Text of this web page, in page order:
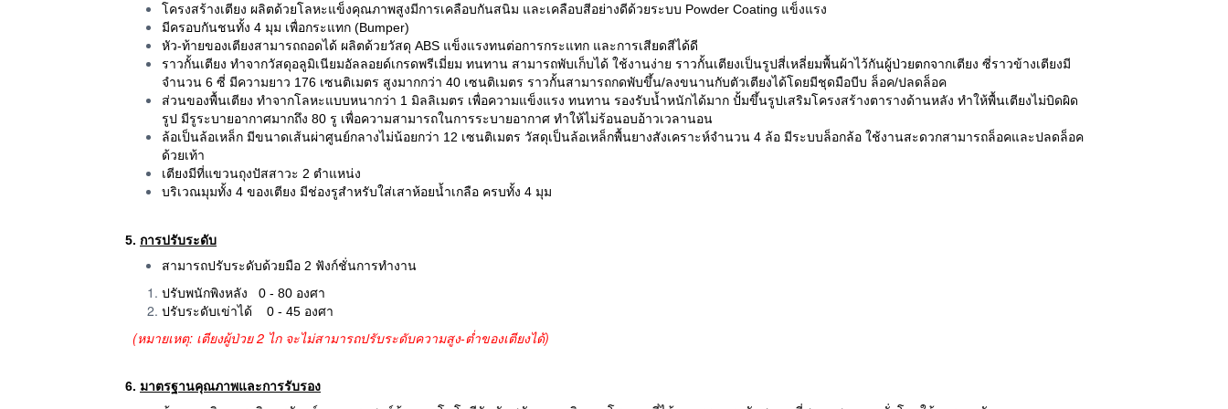
โครงสร้างเตียง ผลิตด้วยโลหะแข็งคุณภาพสูงมีการเคลือบกันสนิม และเคลือบสีอย่างดีด้วยระบบ Powder Coating แข็งแรง
มีครอบกันชนทั้ง 4 มุม เพื่อกระแทก (Bumper)
หัว-ท้ายของเตียงสามารถถอดได้ ผลิตด้วยวัสดุ ABS แข็งแรงทนต่อการกระแทก และการเสียดสีได้ดี
ราวกั้นเตียง ทำจากวัสดุอลูมิเนียมอัลลอยด์เกรดพรีเมี่ยม ทนทาน สามารถพับเก็บได้ ใช้งานง่าย ราวกั้นเตียงเป็นรูปสี่เหลี่ยมพื้นผ้าไว้กันผู้ป่วยตกจากเตียง ซี่ราวข้างเตียงมี
จำนวน 6 ซี่ มีความยาว 176 เซนติเมตร สูงมากกว่า 40 เซนติเมตร ราวกั้นสามารถกดพับขึ้น/ลงขนานกับตัวเตียงได้โดยมีชุดมือบีบ ล็อค/ปลดล็อค
ส่วนของพื้นเตียง ทำจากโลหะแบบหนากว่า 1 มิลลิเมตร เพื่อความแข็งแรง ทนทาน รองรับน้ำหนักได้มาก ปั้มขึ้นรูปเสริมโครงสร้างตารางด้านหลัง ทำให้พื้นเตียงไม่บิดผิด
รูป มีรูระบายอากาศมากถึง 80 รู เพื่อความสามารถในการระบายอากาศ ทำให้ไม่ร้อนอบอ้าวเวลานอน
ล้อเป็นล้อเหล็ก มีขนาดเส้นผ่าศูนย์กลางไม่น้อยกว่า 12 เซนติเมตร วัสดุเป็นล้อเหล็กพื้นยางสังเคราะห์จำนวน 4 ล้อ มีระบบล็อกล้อ ใช้งานสะดวกสามารถล็อคและปลดล็อค
ด้วยเท้า
เตียงมีที่แขวนถุงปัสสาวะ 2 ตำแหน่ง
บริเวณมุมทั้ง 4 ของเตียง มีช่องรูสำหรับใส่เสาห้อยน้ำเกลือ ครบทั้ง 4 มุม
5. การปรับระดับ
สามารถปรับระดับด้วยมือ 2 ฟังก์ชั่นการทำงาน
ปรับพนักพิงหลัง 0 - 80 องศา
ปรับระดับเข่าได้ 0 - 45 องศา
(หมายเหตุ: เตียงผู้ป่วย 2 ไก จะไม่สามารถปรับระดับความสูง-ต่ำของเตียงได้)
6. มาตรฐานคุณภาพและการรับรอง